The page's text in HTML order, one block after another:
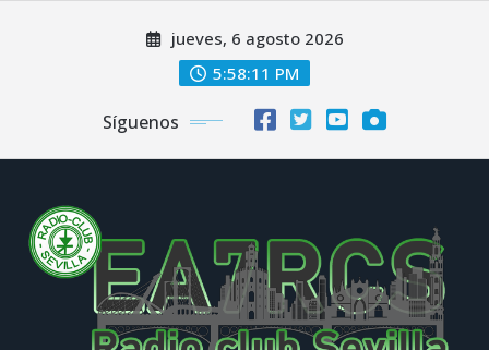
jueves, 6 agosto 2026
5:58:11 PM
Síguenos